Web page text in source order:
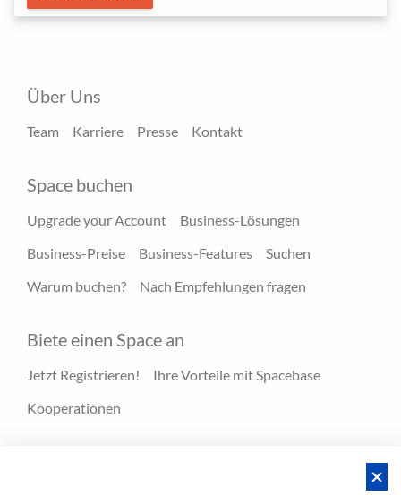
Über Uns
Team Karriere Presse Kontakt
Space buchen
Upgrade your Account
Business-Lösungen
Business-Preise
Business-Features
Suchen
Warum buchen?
Nach Empfehlungen fragen
Biete einen Space an
Jetzt Registrieren!
Ihre Vorteile mit Spacebase
Kooperationen